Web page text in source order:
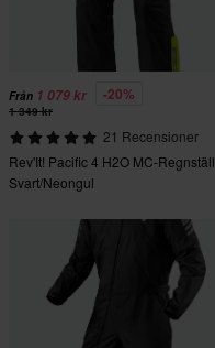
Från 1 079 kr -20%
1 349 kr
21 Recensioner
Rev'It! Pacific 4 H2O MC-Regnställ
Svart/Neongul